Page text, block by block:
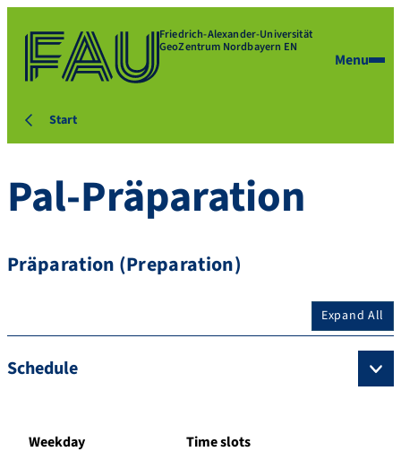
Friedrich-Alexander-Universität
GeoZentrum Nordbayern EN
Menu
Start
Pal-Präparation
Präparation (Preparation)
Expand All
Schedule
Weekday Time slots